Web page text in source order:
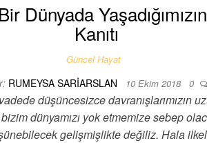
Dünyada
Kanıtı
Güncel Hayat
RUMEYSA SARIARSLAN 10 Ekim 2018 0
düşüncesizce davranışlarımızın
dünyamızı yok etmemize sebep
gelişmişlikte değiliz. Hala ilkel